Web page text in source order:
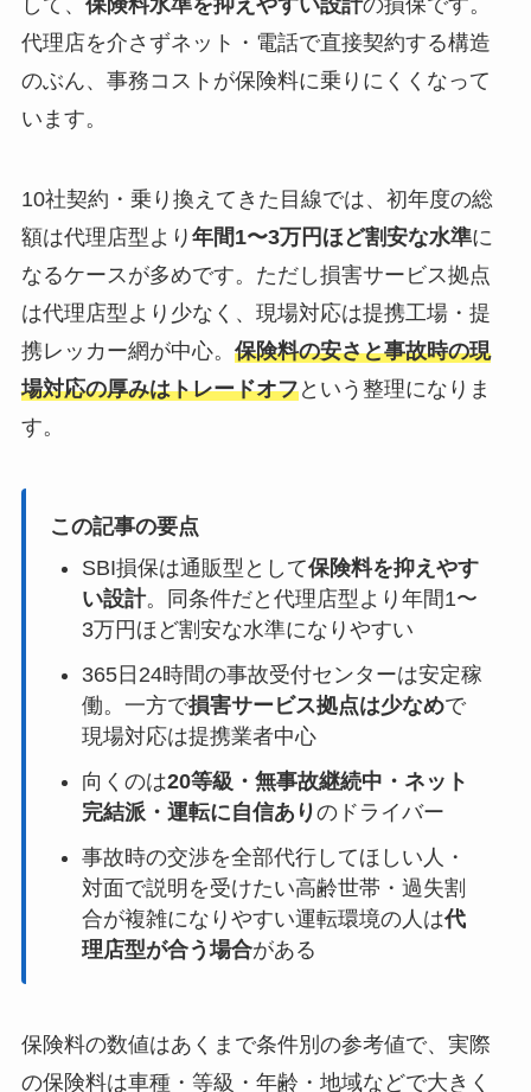
代理店を介さずネット・電話で直接契約する構造
のぶん、事務コストが保険料に乗りにくくなって
います。
10社契約・乗り換えてきた目線では、初年度の総
額は代理店型より 年間1〜3万円ほど割安な水準に
なるケースが多めです。ただし損害サービス拠点
は代理店型より少なく、現場対応は提携工場・提
携レッカー網が中心。 保険料の安さと事故時の現
場対応の厚みはトレードオフという整理になりま
す。
この記事の要点
SBI損保は通販型として保険料を抑えやす
い設計。同条件だと代理店型より年間1〜
3万円ほど割安な水準になりやすい
365日24時間の事故受付センターは安定稼
働。一方で損害サービス拠点は少なめで
現場対応は提携業者中心
向くのは20等級・無事故継続中・ネット
完結派・運転に自信ありのドライバー
事故時の交渉を全部代行してほしい人・
対面で説明を受けたい高齢世帯・過失割
合が複雑になりやすい運転環境の人は代
理店型が合う場合がある
保険料の数値はあくまで条件別の参考値で、実際
の保険料は車種・等級・年齢・地域などで大きく